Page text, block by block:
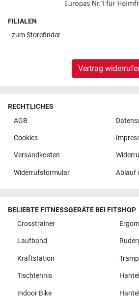
FILIALEN
zumStorefinder
Vertrag
RECHTLICHES
AGB
Cookies
Versandkosten
Widerrufsformular Ablauf
BELIEBTE FITNESSGERÄTE BEI FITSHOP
Crosstrainer
Laufband
Kraftstation
Tischtennis
Indoor Bike